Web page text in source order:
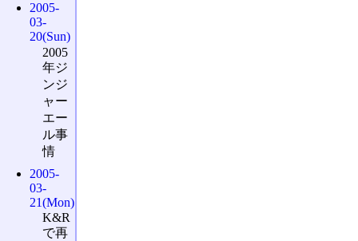
2005-
03-
20(Sun)
2005
年ジ
ンジ
ャー
エー
ル事
情
2005-
03-
21(Mon)
K&R
で再